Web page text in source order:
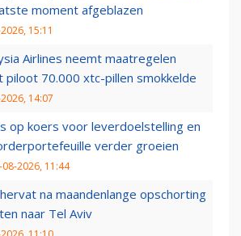
moment afgeblazen
15:11
Airlines neemt maatregelen
piloot 70.000 xtc-pillen smokkelde
14:07
op koers voor leverdoelstelling en
verder groeien
08-2026, 11:44
na maandenlange opschorting
naar Tel Aviv